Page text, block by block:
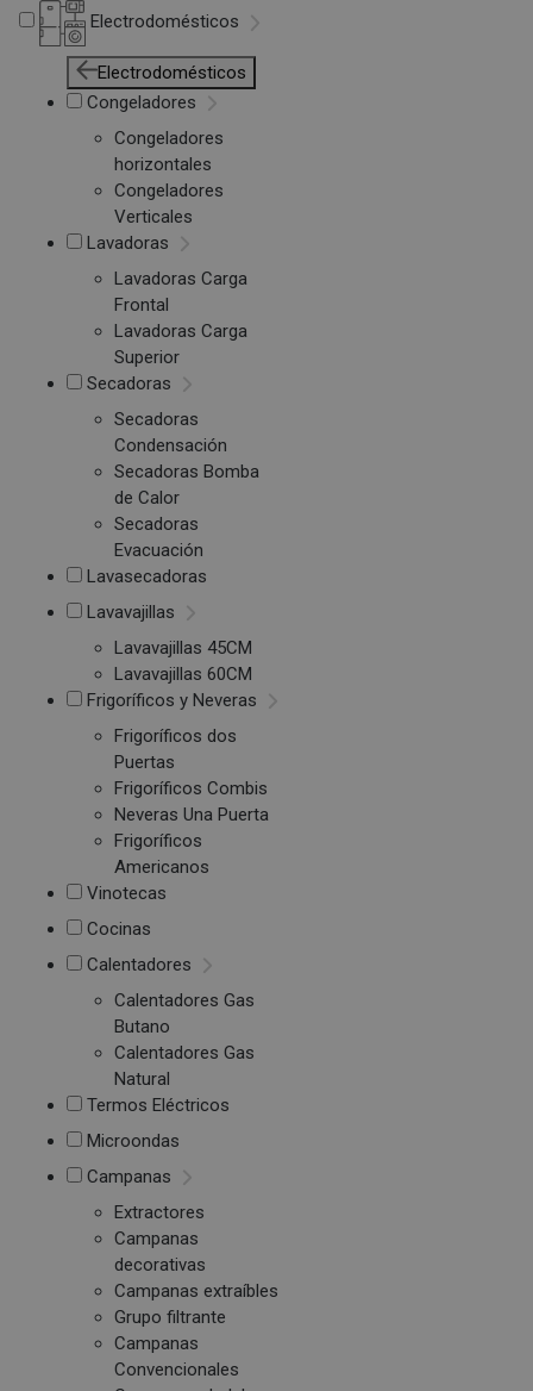
Electrodomésticos
Electrodomésticos
Congeladores
Congeladores
horizontales
Congeladores
Verticales
Lavadoras
Lavadoras Carga
Frontal
Lavadoras Carga
Superior
Secadoras
Secadoras
Condensación
Secadoras Bomba
de Calor
Secadoras
Evacuación
Lavasecadoras
Lavavajillas
Lavavajillas 45CM
Lavavajillas 60CM
Frigoríficos y Neveras
Frigoríficos dos
Puertas
Frigoríficos Combis
Neveras Una Puerta
Frigoríficos
Americanos
Vinotecas
Cocinas
Calentadores
Calentadores Gas
Butano
Calentadores Gas
Natural
Termos Eléctricos
Microondas
Campanas
Extractores
Campanas
decorativas
Campanas extraíbles
Grupo filtrante
Campanas
Convencionales